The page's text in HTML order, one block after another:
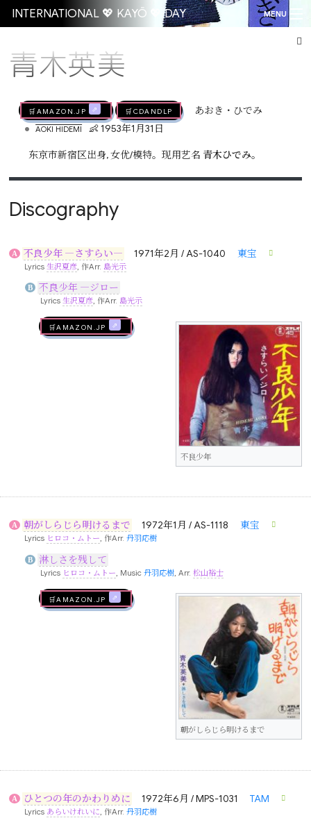
INTERNATIONAL 💖 KAYŌ 💖 DAY MENU
青木英美
🛒AMAZON.jp 🛒CDandLP あおき・ひでみ
• AOKI HIDEMI 👶 1953年1月31日
东京市新宿区出身, 女优/模特。现用艺名 青木ひでみ。
Discography
A 不良少年 ―さすらい― 1971年2月 / AS-1040 東宝
Lyrics生沢夏彦 , 作Arr. 島光示
B 不良少年 ―ジロー
Lyrics 生沢夏彦, 作Arr. 島光示
不良少年
🛒AMAZON.jp
A 朝がしらじら明けるまで 1972年1月 / AS-1118 東宝
Lyrics ヒロコ・ムトー, 作Arr.丹羽応樹
B 淋しさを残して
Lyrics ヒロコ・ムトー, Music 丹羽応樹, Arr. 松山裕士
朝がしらじら明けるまで
🛒AMAZON.jp
A ひとつの年のかわりめに 1972年6月 / MPS-1031 TAM
Lyrics あらいけれいに, 作Arr.丹羽応樹